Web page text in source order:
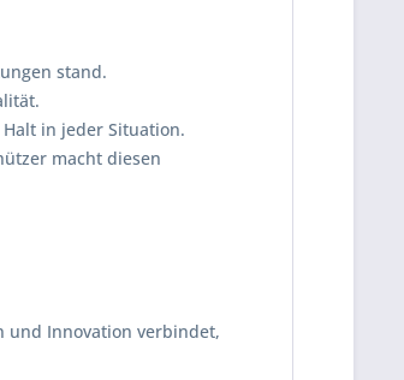
stand.
in jeder Situation.
macht diesen
und Innovation verbindet,